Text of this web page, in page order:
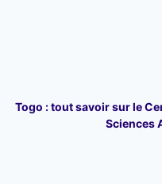
Togo : tout savoir sur le
Sciences